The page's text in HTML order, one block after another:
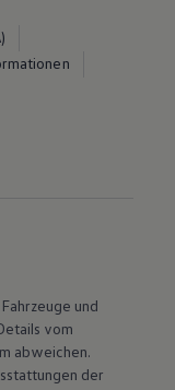
und
vom
abweichen.
der